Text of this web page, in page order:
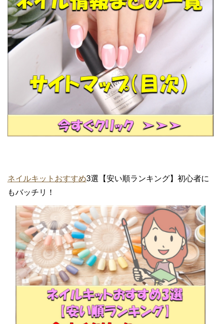
ネイルキットおすすめ3選【安い順ランキング】初心者に
もバッチリ！